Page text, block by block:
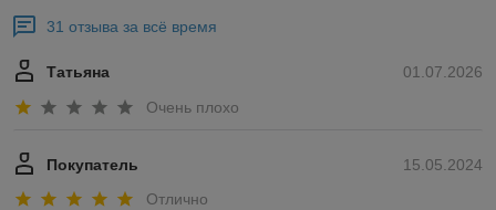
31 отзыва за всё время
01.07.2026
Татьяна
Очень плохо
15.05.2024
Покупатель
Отлично